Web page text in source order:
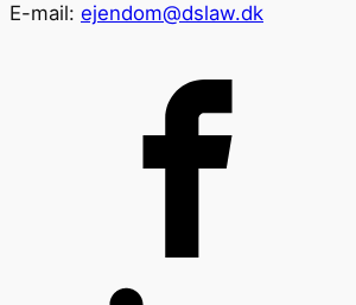
E-mail: ejendom@dslaw.dk